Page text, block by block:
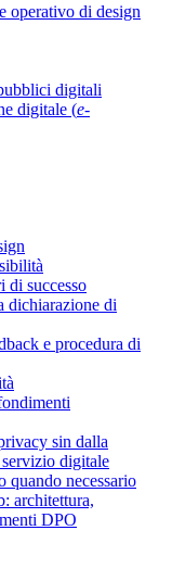
operativo di design
digitali
digitale (e-
di successo
dichiarazione di
e procedura di
sin dalla
digitale
quando necessario
architettura,
DPO